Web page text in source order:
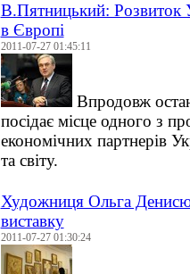
В.Пятницький: Розвиток
в Європі
2011-07-27 01:45:11
Впродовж
посідає місце одного з
економічних партнерів
та світу.
Художниця Ольга
виставку
2011-07-27 01:30:24